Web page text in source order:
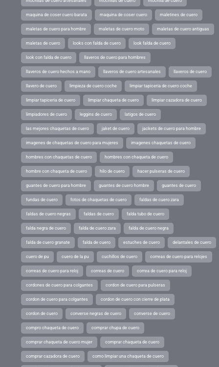
maquina de coser cuero barata maquina de coser cuero maletines de cuero
maletas de cuero para hombre maletas de cuero moto maletas de cuero antiguas
maletas de cuero looks con falda de cuero look falda de cuero
look con falda de cuero llaveros de cuero para hombres
llaveros de cuero hechos a mano llaveros de cuero artesanales llaveros de cuero
llavero de cuero limpieza de cuero coche limpiar tapiceria de cuero coche
limpiar tapiceria de cuero limpiar chaqueta de cuero limpiar cazadora de cuero
limpiadores de cuero leggins de cuero latigos de cuero
las mejores chaquetas de cuero jaket de cuero jackets de cuero para hombre
imagenes de chaquetas de cuero para mujeres imagenes chaquetas de cuero
hombres con chaquetas de cuero hombres con chaqueta de cuero
hombre con chaqueta de cuero hilo de cuero hacer pulseras de cuero
guantes de cuero para hombre guantes de cuero hombre guantes de cuero
fundas de cuero fotos de chaquetas de cuero faldas de cuero zara
faldas de cuero negras faldas de cuero falda tubo de cuero
falda negra de cuero falda de cuero zara falda de cuero negra
falda de cuero granate falda de cuero estuches de cuero delantales de cuero
cuero de pu cuero de la pu cuchillos de cuero correas de cuero para relojes
correas de cuero para reloj correas de cuero correa de cuero para reloj
cordones de cuero para colgantes cordon de cuero para pulseras
cordon de cuero para colgantes cordon de cuero con cierre de plata
cordon de cuero converse negras de cuero converse de cuero
compro chaqueta de cuero comprar chupa de cuero
comprar chaqueta de cuero mujer comprar chaqueta de cuero
comprar cazadora de cuero como limpiar una chaqueta de cuero